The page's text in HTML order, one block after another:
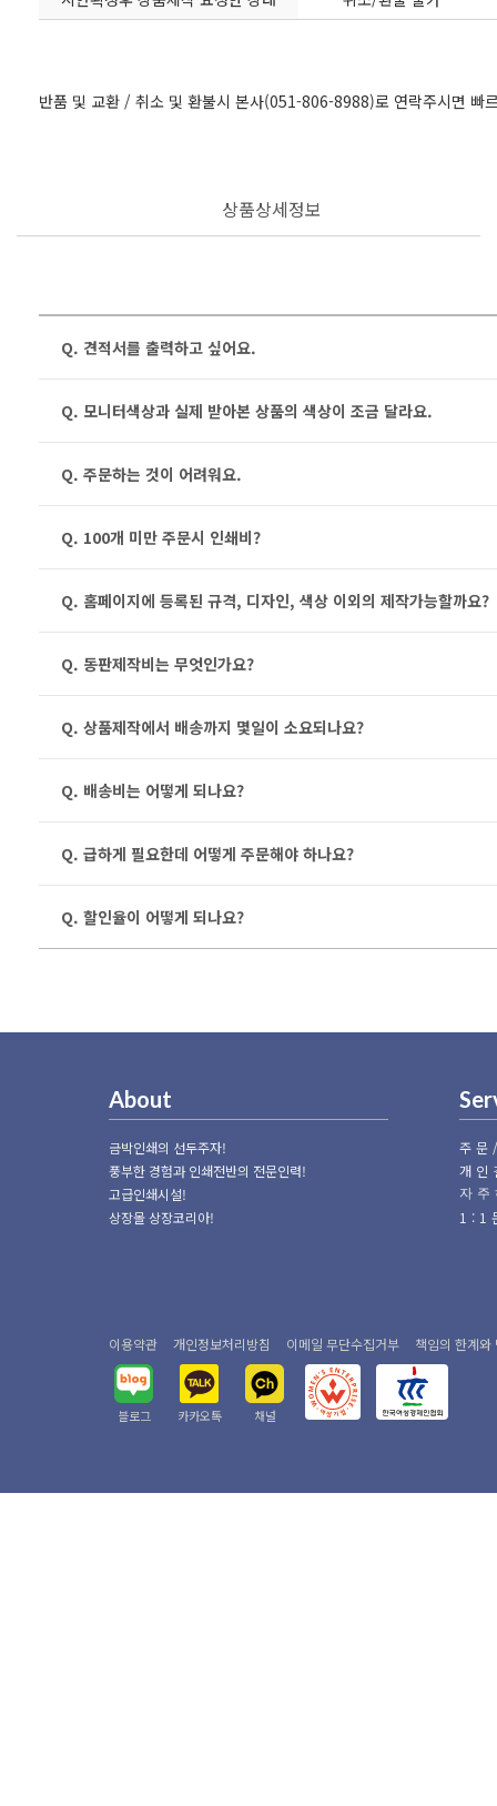
반품 및 교환 / 취소 및 환불시 본사(051-806-8988)로 연락주시면 빠
상품상세정보
Q. 견적서를 출력하고 싶어요.
Q. 모니터색상과 실제 받아본 상품의 색상이 조금 달라요.
Q. 주문하는 것이 어려워요.
Q. 100개 미만 주문시 인쇄비?
Q. 홈페이지에 등록된 규격, 디자인, 색상 이외의 제작가능할까요?
Q. 동판제작비는 무엇인가요?
Q. 상품제작에서 배송까지 몇일이 소요되나요?
Q. 배송비는 어떻게 되나요?
Q. 급하게 필요한데 어떻게 주문해야 하나요?
Q. 할인율이 어떻게 되나요?
About
금박인쇄의 선두주자!
풍부한 경험과 인쇄전반의 전문인력!
고급인쇄시설!
상장몰 상장코리아!
주
개인
자
1:1
이용약관 개인정보처리방침 이메일 무단수집거부 책임의 한계와
블로그 카카오톡 채널